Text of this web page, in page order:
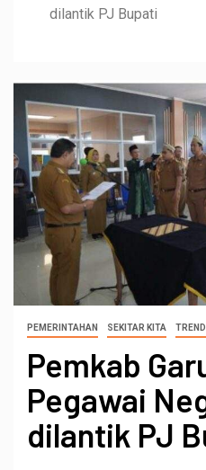
dilantik PJ Bupati
PEMERINTAHAN SEKITAR KITA
Pemkab
Pegawai
dilantik PJ